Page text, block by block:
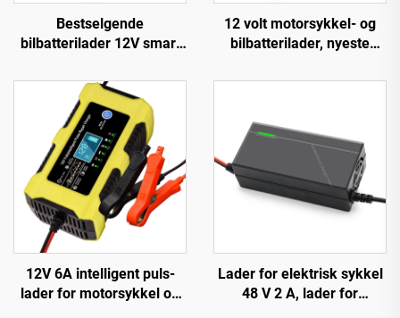
Bestselgende
bilbatterilader 12V smart
reparasjonsbatterilader,
intelligent pulsreparasjon
12V batterilader
12 volt motorsykkel- og
bilbatterilader, nyeste
batterilader 6A automatisk
produkter
12V 6A intelligent puls-
lader for motorsykkel og
Lader for elektrisk sykkel
48 V 2 A, lader for